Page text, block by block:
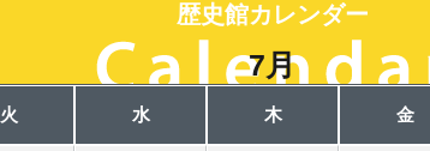
歴史館カレンダー
7月
火 水 木 金